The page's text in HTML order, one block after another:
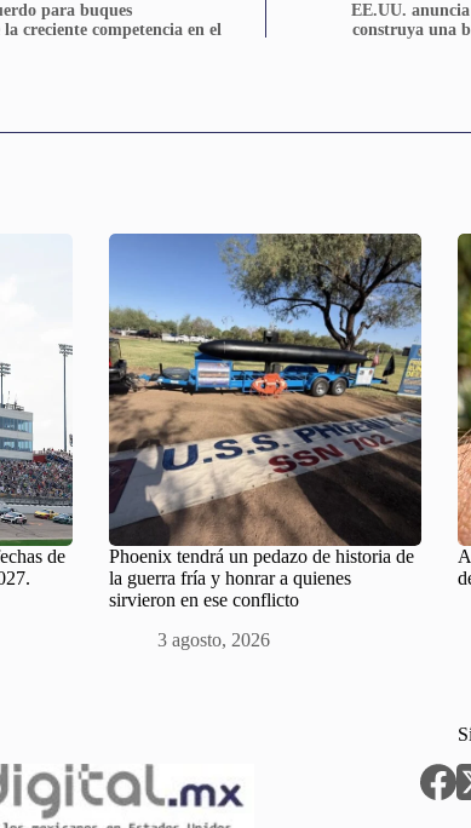
para buques
creciente competencia en el
EE.UU.
construya una
de
Phoenix tendrá un pedazo de historia de
la guerra fría y honrar a quienes
sirvieron en ese conflicto
3 agosto, 2026